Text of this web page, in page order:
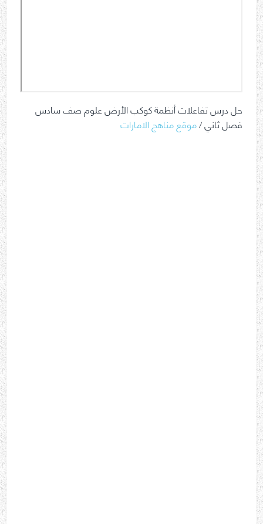
حل درس تفاعلات أنظمة كوكب الأرض علوم صف سادس
فصل ثاني /موقع مناهج الامارات